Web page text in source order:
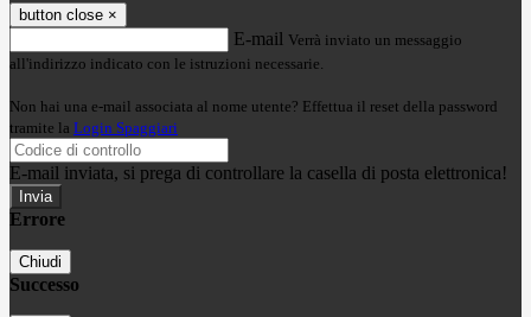
button close ×
E-mail Verrà inviato un messaggio
all'indirizzo indicato con le istruzioni necessarie.
Non hai una e-mail associata al nome utente? Effettua il reset della password
tramite la Login Spaggiari
E-mail inviata, si prega di controllare la casella di posta elettronica!
Errore
Chiudi
Successo